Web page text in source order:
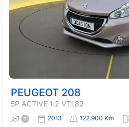
PEUGEOT 208
5P ACTIVE 1.2 VTi 82
2013 122.900 Km